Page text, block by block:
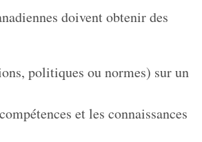
doivent obtenir des
politiques ou normes) sur un
et les connaissances